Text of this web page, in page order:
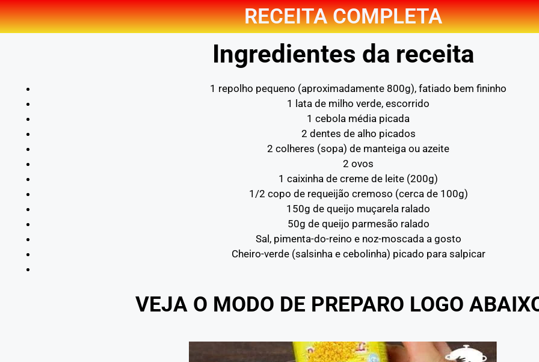
RECEITA COMPLETA
Ingredientes da receita
1 repolho pequeno (aproximadamente 800g), fatiado bem fininho
1 lata de milho verde, escorrido
1 cebola média picada
2 dentes de alho picados
2 colheres (sopa) de manteiga ou azeite
2 ovos
1 caixinha de creme de leite (200g)
1/2 copo de requeijão cremoso (cerca de 100g)
150g de queijo muçarela ralado
50g de queijo parmesão ralado
Sal, pimenta-do-reino e noz-moscada a gosto
Cheiro-verde (salsinha e cebolinha) picado para salpicar
VEJA O MODO DE PREPARO LOGO